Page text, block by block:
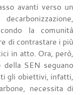
avanti verso un
la comunità
di contrastare i più
in atto. Ora, però,
della SEN seguano
gli obiettivi, infatti,
necessita di